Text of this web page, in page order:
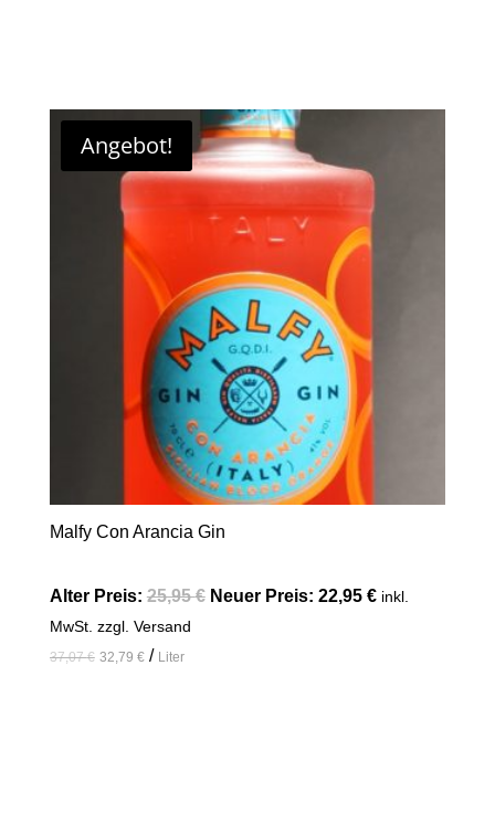
Angebot!
Malfy Con Arancia Gin
Alter Preis: 25,95€ Neuer Preis: 22,95 € inkl.
MwSt. zzgl. Versand
37,07€ 32,79 €/ Liter